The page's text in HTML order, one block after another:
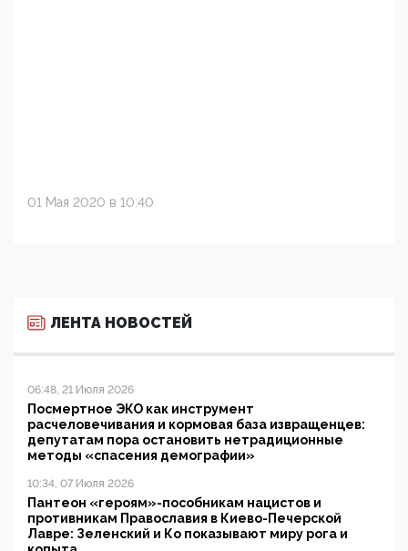
01 Мая 2020 в 10:40
ЛЕНТА НОВОСТЕЙ
06:48, 21 Июля 2026
Посмертное ЭКО как инструмент
расчеловечивания и кормовая база извращенцев:
депутатам пора остановить нетрадиционные
методы «спасения демографии»
10:34, 07 Июля 2026
Пантеон «героям»-пособникам нацистов и
противникам Православия в Киево-Печерской
Лавре: Зеленский и Ко показывают миру рога и